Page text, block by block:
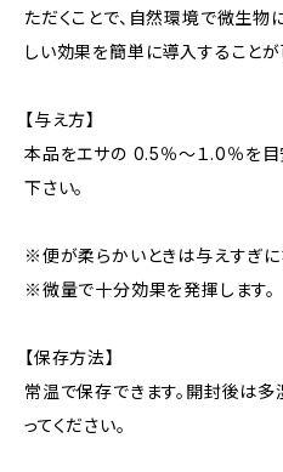
ただくことで、自然環境で微生物
しい効果を簡単に導入することが
【与え方】
本品をエサの 0.5％～１.0％を目
下さい。
※便が柔らかいときは与えすぎに
※微量で十分効果を発揮します。
【保存方法】
常温で保存できます。開封後は多
ってください。